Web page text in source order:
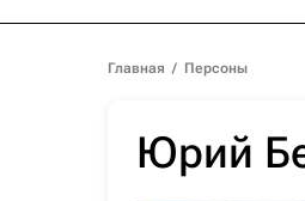
Главная / Персоны
Юрий